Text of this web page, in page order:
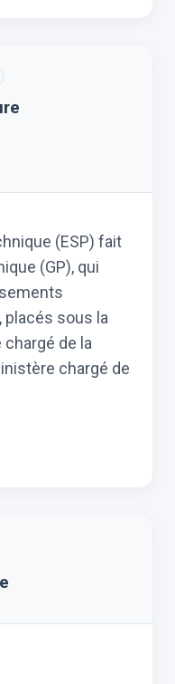
(ESP) fait
(GP), qui
placés sous la
de la
chargé de